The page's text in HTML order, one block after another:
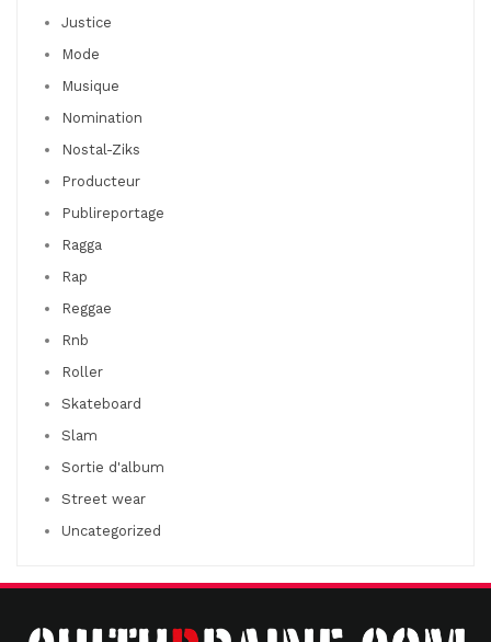
Justice
Mode
Musique
Nomination
Nostal-Ziks
Producteur
Publireportage
Ragga
Rap
Reggae
Rnb
Roller
Skateboard
Slam
Sortie d'album
Street wear
Uncategorized